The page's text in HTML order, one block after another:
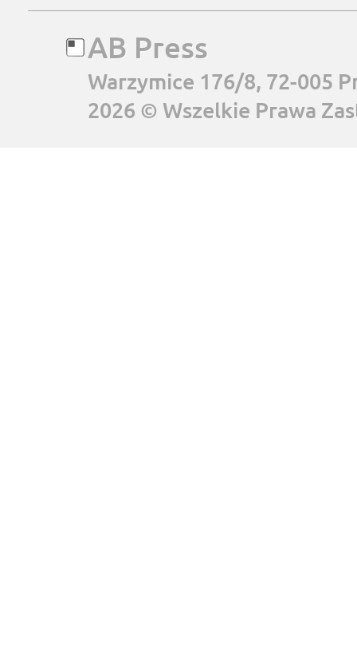
AB Press
Warzymice 176/8, 72-005
2026 © Wszelkie Prawa